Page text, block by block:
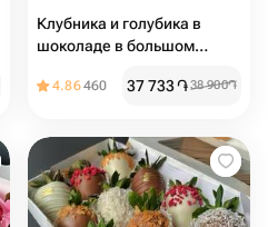
Клубника и голубика в
шоколаде в большом
4.86460 37 733֏38 900֏